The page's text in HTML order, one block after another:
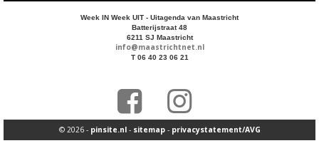
Week IN Week UIT - Uitagenda van Maastricht
Batterijstraat 48
6211 SJ Maastricht
info@maastrichtnet.nl
T 06 40 23 06 21
© 2026 - pinsite.nl- sitemap- privacystatement/AVG